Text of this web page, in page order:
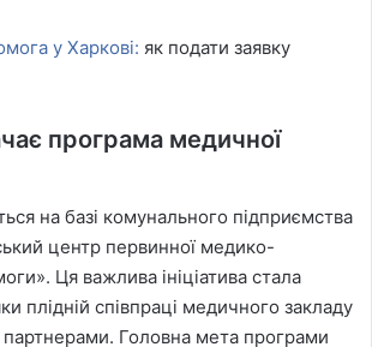
у Харкові: як подати заявку
програма медичної
на базі комунального підприємства
центр первинної медико-
Ця важлива ініціатива стала
плідній співпраці медичного закладу
партнерами. Головна мета програми